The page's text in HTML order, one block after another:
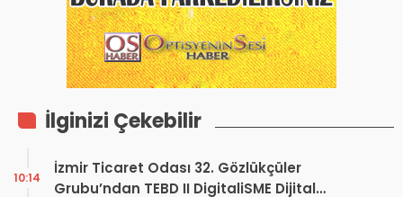
İlginizi Çekebilir
İzmir Ticaret Odası 32. Gözlükçüler
Grubu’ndan TEBD II DigitaliSME Dijital
10:14